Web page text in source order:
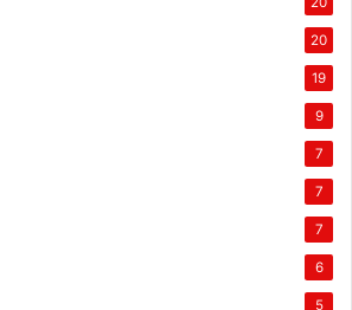
20
19
9
7
7
7
6
5